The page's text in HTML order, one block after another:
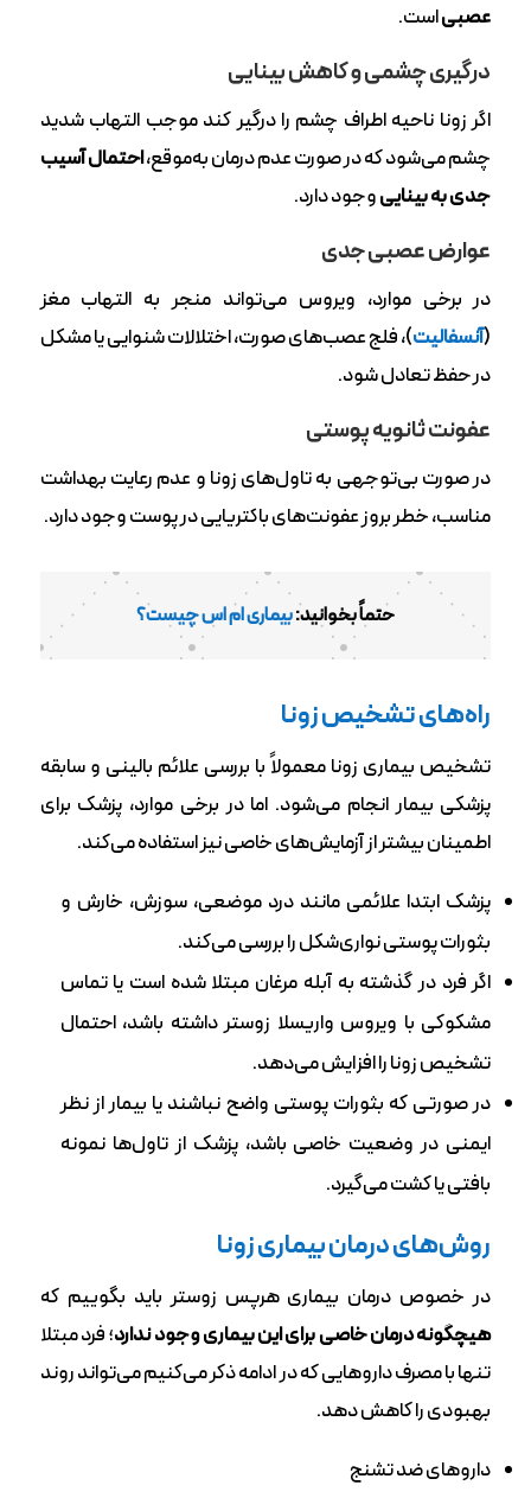
عصبیاست.
درگیری چشمی و کاهش بینایی
اگر زونا ناحیه اطراف چشم را درگیر کند موجب التهاب شدید
چشم می‌شود که در صورت عدم درمان به‌موقع،احتمال آسیب
جدی به بیناییوجود دارد.
عوارض عصبی جدی
در برخی موارد، ویروس می‌تواند منجر به التهاب مغز
(آنسفالیت)، فلج عصب‌های صورت، اختلالات شنوایی یا مشکل
در حفظ تعادل شود.
عفونت ثانویه پوستی
در صورت بی‌توجهی به تاول‌های زونا و عدم رعایت بهداشت
مناسب، خطر بروز عفونت‌های باکتریایی در پوست وجود دارد.
حتماً بخوانید:بیماری ام اس چیست؟
راه‌های تشخیص زونا
تشخیص بیماری زونا معمولاً با بررسی علائم بالینی و سابقه
پزشکی بیمار انجام می‌شود. اما در برخی موارد، پزشک برای
اطمینان بیشتر از آزمایش‌های خاصی نیز استفاده می‌کند.
پزشک ابتدا علائمی مانند درد موضعی، سوزش، خارش و
بثورات پوستی نواری‌شکل را بررسی می‌کند.
اگر فرد در گذشته به آبله‌ مرغان مبتلا شده است یا تماس
مشکوکی با ویروس واریسلا زوستر داشته باشد، احتمال
تشخیص زونا را افزایش می‌دهد.
در صورتی‌ که بثورات پوستی واضح نباشند یا بیمار از نظر
ایمنی در وضعیت خاصی باشد، پزشک از تاول‌ها نمونه
بافتی یا کشت می‌گیرد.
روش‌های درمان بیماری زونا
در‌ خصوص درمان بیماری هرپس زوستر باید بگوییم که
هیچگونه درمان خاصی برای این بیماری وجود ندارد؛ فرد مبتلا
تنها با مصرف داروهایی که در ادامه ذکر می‌کنیم می‌تواند روند
بهبودی را کاهش دهد.
داروهای ضد تشنج